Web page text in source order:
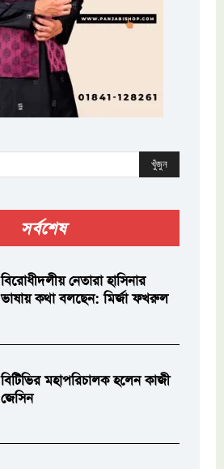
খুঁজুন
সর্বশেষ
বিরোধীদলীয় নেতারা হাসিনার
ভাষায় কথা বলছেন: মির্জা ফখরুল
বিটিভির মহাপরিচালক হলেন কাজী
জেসিন